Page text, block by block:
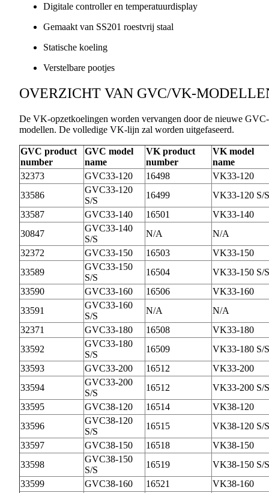
Digitale controller en temperatuurdisplay
Gemaakt van SS201 roestvrij staal
Statische koeling
Verstelbare pootjes
OVERZICHT VAN GVC/VK-
De VK-opzetkoelingen worden vervangen door de nieuwe GVC-
modellen. De volledige VK-lijn zal worden uitgefaseerd.
GVC product
number
GVC model
name
VK product
number
VK model
name
32373
GVC33-120 16498
VK33-120
33586
GVC33-120
S/S
16499
VK33-120 S/S
33587
GVC33-140 16501
VK33-140
30847
GVC33-140
S/S
N/A
N/A
32372
GVC33-150 16503
VK33-150
33589
GVC33-150
S/S
16504
VK33-150 S/S
33590
GVC33-160 16506
VK33-160
33591
GVC33-160
S/S
N/A
N/A
32371
GVC33-180 16508
VK33-180
33592
GVC33-180
S/S
16509
VK33-180 S/S
33593
GVC33-200 16512
VK33-200
33594
GVC33-200
S/S
16512
VK33-200 S/S
33595
GVC38-120 16514
VK38-120
33596
GVC38-120
S/S
16515
VK38-120 S/S
33597
GVC38-150 16518
VK38-150
33598
GVC38-150
S/S
16519
VK38-150 S/S
33599
GVC38-160 16521
VK38-160